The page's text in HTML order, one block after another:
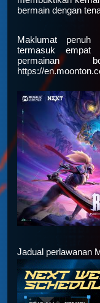
bermain dengan
Maklumat penuh
termasuk empat
https://
Jadual perlawanan